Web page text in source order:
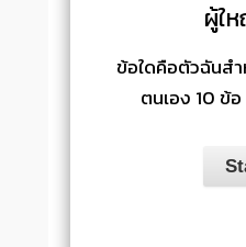
ผู้ใ
ข้อใดคือตัวฉันส
ตนเอง 10 ข้